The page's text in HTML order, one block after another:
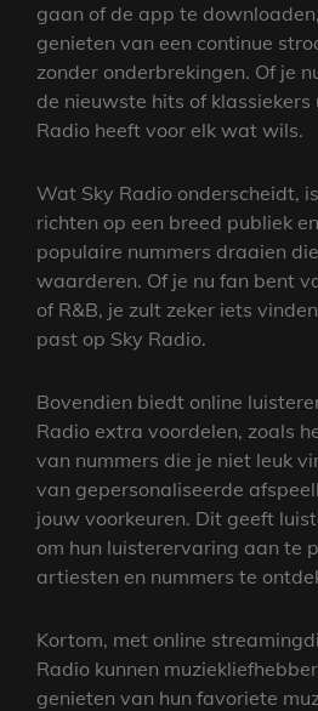
gaan of de app te
genieten van een continue
zonder onderbrekingen. Of je
de nieuwste hits of klassiekers
Radio heeft voor elk wat wils.
Wat Sky Radio onderscheidt,
richten op een breed publiek
populaire nummers draaien
waarderen. Of je nu fan bent
of R&B, je zult zeker iets
past op Sky Radio.
Bovendien biedt online
Radio extra voordelen, zoals
van nummers die je niet leuk
van gepersonaliseerde
jouw voorkeuren. Dit geeft
om hun luisterervaring aan te
artiesten en nummers te
Kortom, met online
Radio kunnen
genieten van hun favoriete